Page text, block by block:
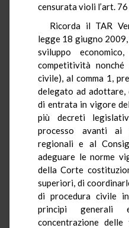
censurata violi l’art.
Ricorda il TAR
legge 18 giugno
sviluppo
competitività
civile), al comma 1,
delegato ad adottare,
di entrata in vigore
più decreti
processo avanti ai
regionali e al
adeguare le norme
della Corte
superiori, di
di procedura civile
princìpi
concentrazione